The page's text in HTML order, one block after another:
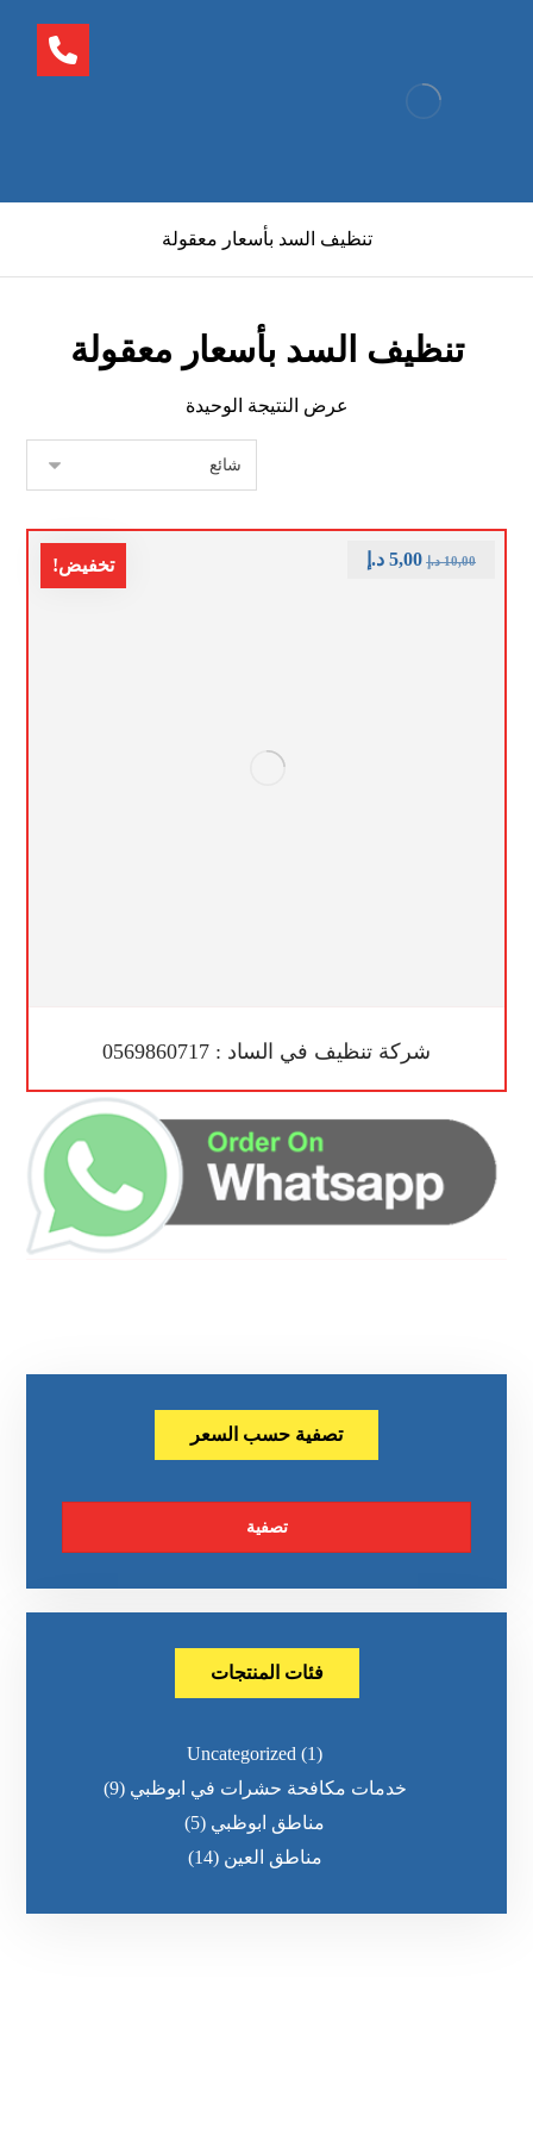
تنظيف السد بأسعار معقولة
تنظيف السد بأسعار معقولة
عرض النتيجة الوحيدة
تخفيض!
شركة تنظيف في الساد : 0569860717
10,00 د.إ 5,00 د.إ
تصفية حسب السعر
تصفية
فئات المنتجات
Uncategorized (1)
خدمات مكافحة حشرات في ابوظبي (9)
مناطق ابوظبي (5)
مناطق العين (14)